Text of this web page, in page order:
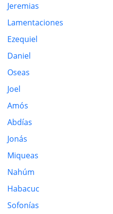
Jeremias
Lamentaciones
Ezequiel
Daniel
Oseas
Joel
Amós
Abdías
Jonás
Miqueas
Nahúm
Habacuc
Sofonías